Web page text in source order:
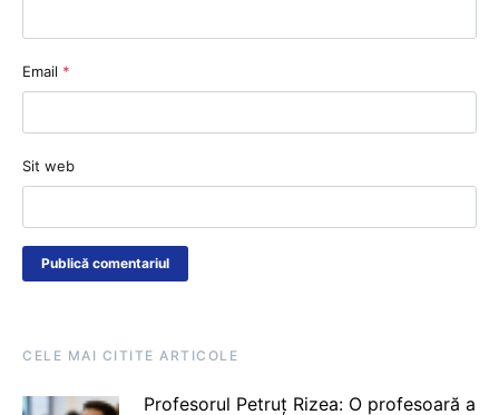
Email *
Sit web
CELE MAI CITITE ARTICOLE
Profesorul Petruț Rizea: O profesoară a